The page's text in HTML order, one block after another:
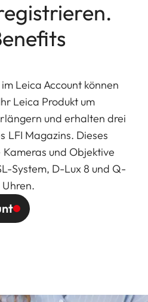
Leica Account können
Leica Produkt um
und erhalten drei
LFI Magazins. Dieses
und Objektive
System, D-Lux 8 und Q-